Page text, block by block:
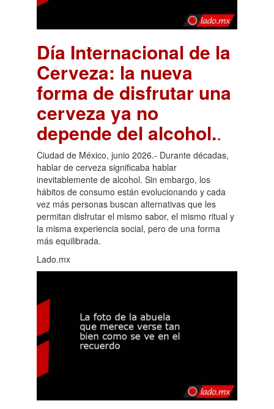
Día Internacional de la
Cerveza: la nueva
forma de disfrutar una
cerveza ya no
depende del alcohol..
Ciudad de México, junio 2026.- Durante décadas,
hablar de cerveza significaba hablar
inevitablemente de alcohol. Sin embargo, los
hábitos de consumo están evolucionando y cada
vez más personas buscan alternativas que les
permitan disfrutar el mismo sabor, el mismo ritual y
la misma experiencia social, pero de una forma
más equilibrada.
Lado.mx